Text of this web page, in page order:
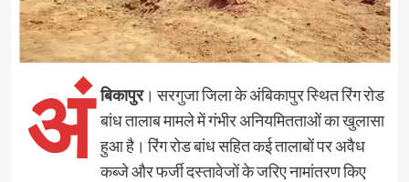
अं बिकापुर। सरगुजा जिला के अंबिकापुर स्थित रिंग रोड
बांध तालाब मामले में गंभीर अनियमितताओं का खुलासा
हुआ है। रिंग रोड बांध सहित कई तालाबों पर अवैध
कब्जे और फर्जी दस्तावेजों के जरिए नामांतरण किए